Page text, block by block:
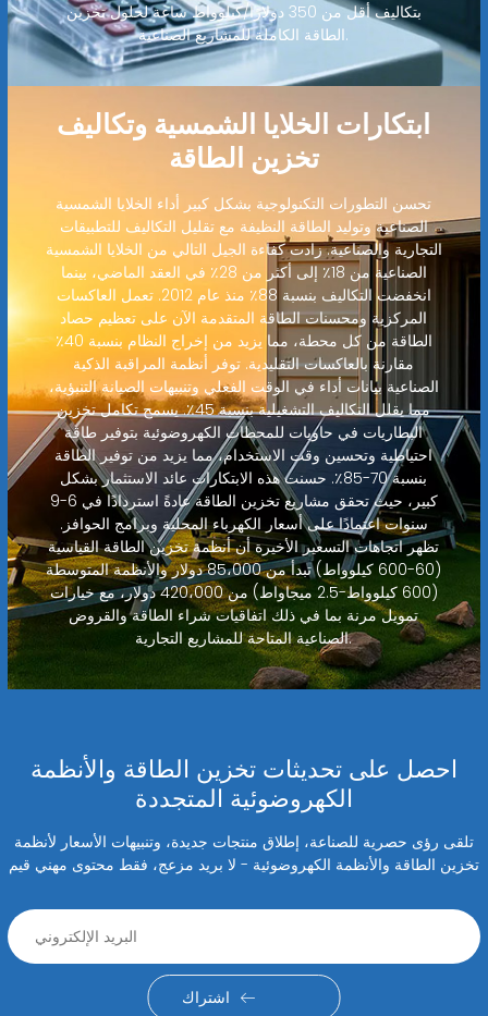
بتكاليف أقل من 350 دولارًا/كيلوواط ساعة لحلول تخزين
الطاقة الكاملة للمشاريع الصناعية.
ابتكارات الخلايا الشمسية وتكاليف
تخزين الطاقة
تحسن التطورات التكنولوجية بشكل كبير أداء الخلايا الشمسية
الصناعية وتوليد الطاقة النظيفة مع تقليل التكاليف للتطبيقات
التجارية والصناعية. زادت كفاءة الجيل التالي من الخلايا الشمسية
الصناعية من 18٪ إلى أكثر من 28٪ في العقد الماضي، بينما
انخفضت التكاليف بنسبة 88٪ منذ عام 2012. تعمل العاكسات
المركزية ومحسنات الطاقة المتقدمة الآن على تعظيم حصاد
الطاقة من كل محطة، مما يزيد من إخراج النظام بنسبة 40٪
مقارنة بالعاكسات التقليدية. توفر أنظمة المراقبة الذكية
الصناعية بيانات أداء في الوقت الفعلي وتنبيهات الصيانة التنبؤية،
مما يقلل التكاليف التشغيلية بنسبة 45٪. يسمح تكامل تخزين
البطاريات في حاويات للمحطات الكهروضوئية بتوفير طاقة
احتياطية وتحسين وقت الاستخدام، مما يزيد من توفير الطاقة
بنسبة 70-85٪. حسنت هذه الابتكارات عائد الاستثمار بشكل
كبير، حيث تحقق مشاريع تخزين الطاقة عادةً استردادًا في 6-9
سنوات اعتمادًا على أسعار الكهرباء المحلية وبرامج الحوافز.
تظهر اتجاهات التسعير الأخيرة أن أنظمة تخزين الطاقة القياسية
(60-600 كيلوواط) تبدأ من 85،000 دولار والأنظمة المتوسطة
(600 كيلوواط-2.5 ميجاواط) من 420،000 دولار، مع خيارات
تمويل مرنة بما في ذلك اتفاقيات شراء الطاقة والقروض
الصناعية المتاحة للمشاريع التجارية.
احصل على تحديثات تخزين الطاقة والأنظمة
الكهروضوئية المتجددة
تلقى رؤى حصرية للصناعة، إطلاق منتجات جديدة، وتنبيهات الأسعار لأنظمة
تخزين الطاقة والأنظمة الكهروضوئية - لا بريد مزعج، فقط محتوى مهني قيم
اشتراك